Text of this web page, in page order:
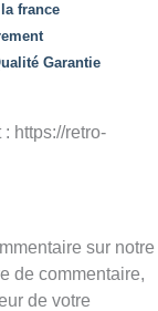
france
Garantie
: https://retro-
sur notre
de commentaire,
de votre